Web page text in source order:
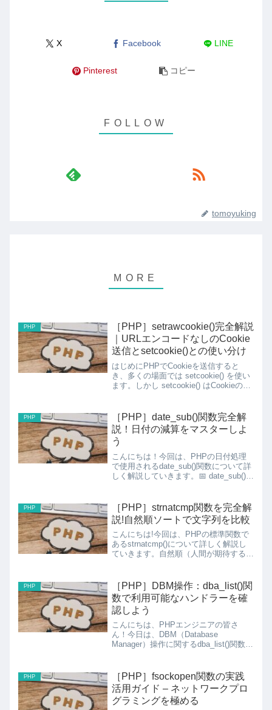
X Facebook LINE
Pinterest コピー
tomoyuking
PHP
［PHP］setrawcookie()完全解説
｜URLエンコードなしのCookie
送信とsetcookie()との使い分け
はじめにPHPでCookieを送信すると
き、多くの場面では setcookie() を使い
ます。しかし setcookie() はCookieの値
Base64・JSON形式...
PHP
［PHP］date_sub()関数完全解
説！日付の減算をマスターしよ
う
こんにちは！今回は、PHPの日付処理
で使用されるdate_sub()関数について詳
しく解説していきます。📅 date_sub()と
す。DateInter...
PHP
［PHP］strnatcmp関数を完全解
説!自然順ソートで文字列を比較
こんにちは!今回は、PHPの標準関数で
あるstrnatcmp()について詳しく解説し
ていきます。自然順（人間が期待する順
は、2つの文字列を自然順アルゴリズ...
PHP
［PHP］DBM操作：dba_list()関
数で利用可能なハンドラーを確
認しよう
こんにちは、PHPエンジニアの皆さ
ん！今日は、DBM（Database
Manager）操作に関するdba_list()関数に
利用可能なすべてのD...
PHP
［PHP］fsockopen関数の実践
活用ガイド – ネットワークプロ
グラミングを極める